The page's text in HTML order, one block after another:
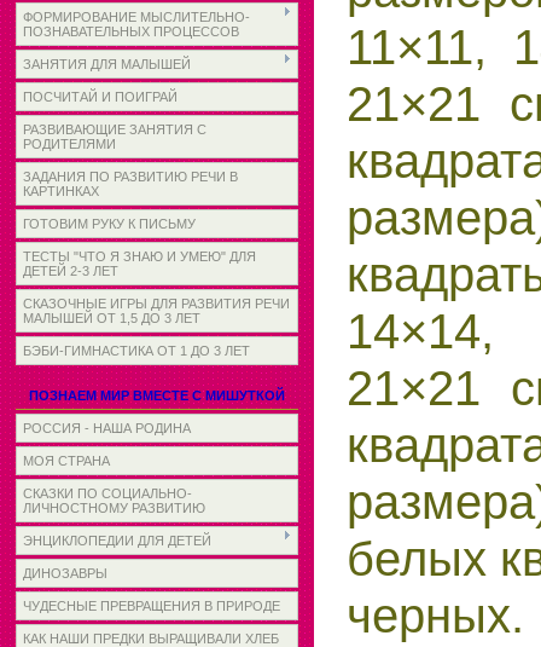
ФОРМИРОВАНИЕ МЫСЛИТЕЛЬНО-
ПОЗНАВАТЕЛЬНЫХ ПРОЦЕССОВ
ЗАНЯТИЯ ДЛЯ МАЛЫШЕЙ
ПОСЧИТАЙ И ПОИГРАЙ
РАЗВИВАЮЩИЕ ЗАНЯТИЯ С
РОДИТЕЛЯМИ
ЗАДАНИЯ ПО РАЗВИТИЮ РЕЧИ В
КАРТИНКАХ
ГОТОВИМ РУКУ К ПИСЬМУ
ТЕСТЫ "ЧТО Я ЗНАЮ И УМЕЮ" ДЛЯ
ДЕТЕЙ 2-3 ЛЕТ
СКАЗОЧНЫЕ ИГРЫ ДЛЯ РАЗВИТИЯ РЕЧИ
МАЛЫШЕЙ ОТ 1,5 ДО 3 ЛЕТ
БЭБИ-ГИМНАСТИКА ОТ 1 ДО 3 ЛЕТ
ПОЗНАЕМ МИР ВМЕСТЕ С МИШУТКОЙ
РОССИЯ - НАША РОДИНА
МОЯ СТРАНА
СКАЗКИ ПО СОЦИАЛЬНО-
ЛИЧНОСТНОМУ РАЗВИТИЮ
ЭНЦИКЛОПЕДИИ ДЛЯ ДЕТЕЙ
ДИНОЗАВРЫ
ЧУДЕСНЫЕ ПРЕВРАЩЕНИЯ В ПРИРОДЕ
КАК НАШИ ПРЕДКИ ВЫРАЩИВАЛИ ХЛЕБ
11×11,
21×21
21×21
белых
черных.